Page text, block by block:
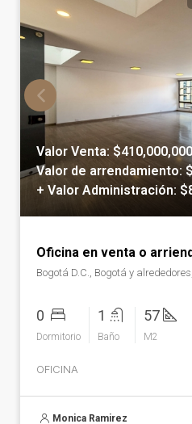
Valor Venta: $410,000,000
Valor de arrendamiento:
+ Valor Administración:
Oficina en venta o
Bogotá D.C., Bogotá y
0
Dormitorio
1
Baño
57
M2
OFICINA
Monica Ramirez